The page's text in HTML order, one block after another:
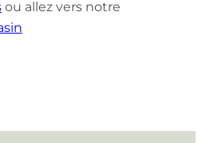
ou allez vers notre